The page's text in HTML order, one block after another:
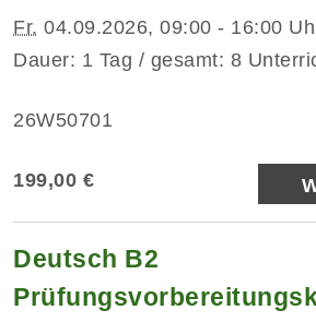
Fr. 04.09.2026, 09:00 - 16:00
Dauer: 1 Tag / gesamt: 8
26W50701
199,00 €
Deutsch B2